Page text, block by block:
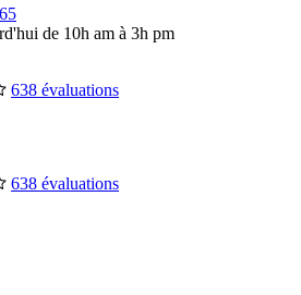
de 10h am à 3h pm
638 évaluations
638 évaluations